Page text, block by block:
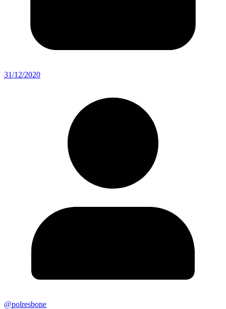
31/12/2020
@polresbone